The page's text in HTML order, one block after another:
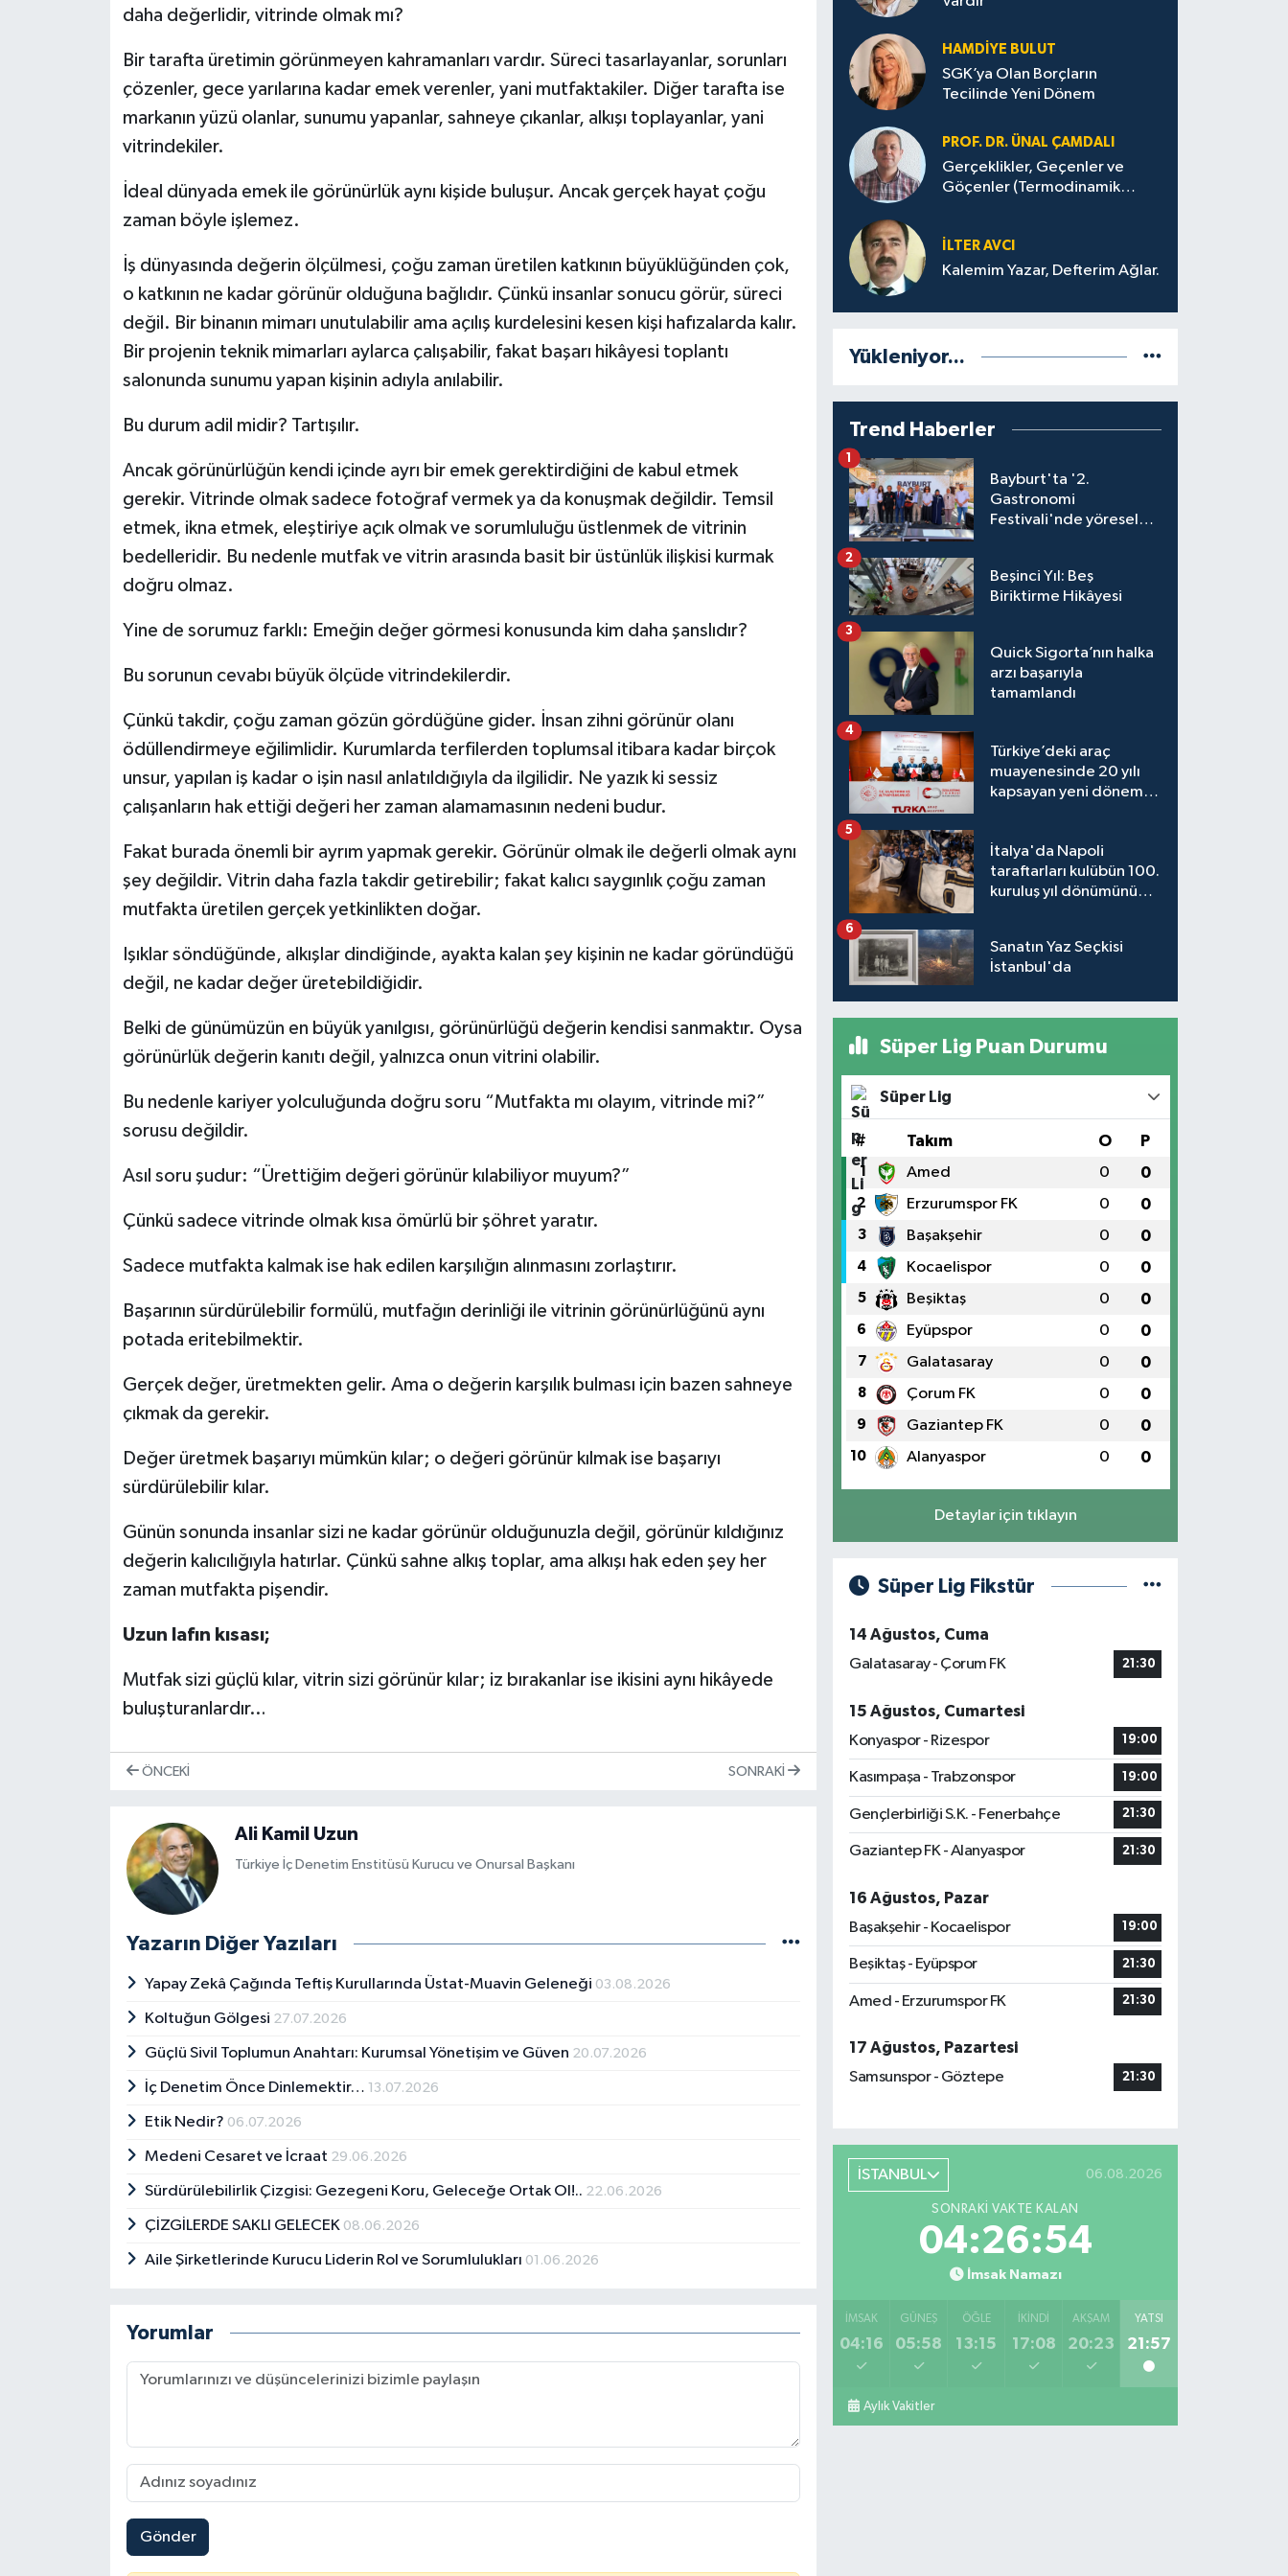
daha değerlidir, vitrinde olmak mı?
Bir tarafta üretimin görünmeyen kahramanları vardır. Süreci tasarlayanlar, sorunları
çözenler, gece yarılarına kadar emek verenler, yani mutfaktakiler. Diğer tarafta ise
markanın yüzü olanlar, sunumu yapanlar, sahneye çıkanlar, alkışı toplayanlar, yani
vitrindekiler.
İdeal dünyada emek ile görünürlük aynı kişide buluşur. Ancak gerçek hayat çoğu
zaman böyle işlemez.
İş dünyasında değerin ölçülmesi, çoğu zaman üretilen katkının büyüklüğünden çok,
o katkının ne kadar görünür olduğuna bağlıdır. Çünkü insanlar sonucu görür, süreci
değil. Bir binanın mimarı unutulabilir ama açılış kurdelesini kesen kişi hafızalarda kalır.
Bir projenin teknik mimarları aylarca çalışabilir, fakat başarı hikâyesi toplantı
salonunda sunumu yapan kişinin adıyla anılabilir.
Bu durum adil midir? Tartışılır.
Ancak görünürlüğün kendi içinde ayrı bir emek gerektirdiğini de kabul etmek
gerekir. Vitrinde olmak sadece fotoğraf vermek ya da konuşmak değildir. Temsil
etmek, ikna etmek, eleştiriye açık olmak ve sorumluluğu üstlenmek de vitrinin
bedelleridir. Bu nedenle mutfak ve vitrin arasında basit bir üstünlük ilişkisi kurmak
doğru olmaz.
Yine de sorumuz farklı: Emeğin değer görmesi konusunda kim daha şanslıdır?
Bu sorunun cevabı büyük ölçüde vitrindekilerdir.
Çünkü takdir, çoğu zaman gözün gördüğüne gider. İnsan zihni görünür olanı
ödüllendirmeye eğilimlidir. Kurumlarda terfilerden toplumsal itibara kadar birçok
unsur, yapılan iş kadar o işin nasıl anlatıldığıyla da ilgilidir. Ne yazık ki sessiz
çalışanların hak ettiği değeri her zaman alamamasının nedeni budur.
Fakat burada önemli bir ayrım yapmak gerekir. Görünür olmak ile değerli olmak aynı
şey değildir. Vitrin daha fazla takdir getirebilir; fakat kalıcı saygınlık çoğu zaman
mutfakta üretilen gerçek yetkinlikten doğar.
Işıklar söndüğünde, alkışlar dindiğinde, ayakta kalan şey kişinin ne kadar göründüğü
değil, ne kadar değer üretebildiğidir.
Belki de günümüzün en büyük yanılgısı, görünürlüğü değerin kendisi sanmaktır. Oysa
görünürlük değerin kanıtı değil, yalnızca onun vitrini olabilir.
Bu nedenle kariyer yolculuğunda doğru soru “Mutfakta mı olayım, vitrinde mi?”
sorusu değildir.
Asıl soru şudur: “Ürettiğim değeri görünür kılabiliyor muyum?”
Çünkü sadece vitrinde olmak kısa ömürlü bir şöhret yaratır.
Sadece mutfakta kalmak ise hak edilen karşılığın alınmasını zorlaştırır.
Başarının sürdürülebilir formülü, mutfağın derinliği ile vitrinin görünürlüğünü aynı
potada eritebilmektir.
Gerçek değer, üretmekten gelir. Ama o değerin karşılık bulması için bazen sahneye
çıkmak da gerekir.
Değer üretmek başarıyı mümkün kılar; o değeri görünür kılmak ise başarıyı
sürdürülebilir kılar.
Günün sonunda insanlar sizi ne kadar görünür olduğunuzla değil, görünür kıldığınız
değerin kalıcılığıyla hatırlar. Çünkü sahne alkış toplar, ama alkışı hak eden şey her
zaman mutfakta pişendir.
Uzun lafın kısası;
Mutfak sizi güçlü kılar, vitrin sizi görünür kılar; iz bırakanlar ise ikisini aynı hikâyede
buluşturanlardır…
ÖNCEKI SONRAKI
Ali Kamil Uzun
Türkiye İç Denetim Enstitüsü Kurucu ve Onursal Başkanı
Yazarın Diğer Yazıları
Yapay Zekâ Çağında Teftiş Kurullarında Üstat-Muavin Geleneği 03.08.2026
Koltuğun Gölgesi 27.07.2026
Güçlü Sivil Toplumun Anahtarı: Kurumsal Yönetişim ve Güven 20.07.2026
İç Denetim Önce Dinlemektir… 13.07.2026
Etik Nedir? 06.07.2026
Medeni Cesaret ve İcraat 29.06.2026
Sürdürülebilirlik Çizgisi: Gezegeni Koru, Geleceğe Ortak Ol!.. 22.06.2026
ÇİZGİLERDE SAKLI GELECEK 08.06.2026
Aile Şirketlerinde Kurucu Liderin Rol ve Sorumlulukları 01.06.2026
Yorumlar
Gönder
HAMDIYE BULUT
SGK’ya Olan Borçların
Tecilinde Yeni Dönem
PROF. DR. ÜNAL ÇAMDALI
Gerçeklikler, Geçenler ve
Göçenler (Termodinamik
İLTER AVCI
Kalemim Yazar, Defterim Ağlar.
Yükleniyor...
Trend Haberler
Bayburt'ta '2.
Gastronomi
Festivali'nde yöresel
1
Beşinci Yıl: Beş
Biriktirme Hikâyesi
2
Quick Sigorta’nın halka
arzı başarıyla
tamamlandı
3
Türkiye’deki araç
muayenesinde 20 yılı
kapsayan yeni dönem
4
İtalya'da Napoli
taraftarları kulübün 100.
kuruluş yıl dönümünü
5
Sanatın Yaz Seçkisi
İstanbul'da
6
Süper Lig Puan Durumu
Süper Lig
# Takım O P
1 Amed 0 0
2 Erzurumspor FK 0 0
3 Başakşehir 0 0
4 Kocaelispor 0 0
5 Beşiktaş 0 0
6 Eyüpspor 0 0
7 Galatasaray 0 0
8 Çorum FK 0 0
9 Gaziantep FK 0 0
10 Alanyaspor 0 0
Detaylar için tıklayın
Süper Lig Fikstür
14 Ağustos, Cuma
Galatasaray - Çorum FK
21:30
15 Ağustos, Cumartesi
Konyaspor - Rizespor
19:00
Kasımpaşa - Trabzonspor 19:00
Gençlerbirliği S.K. - Fenerbahçe 21:30
Gaziantep FK - Alanyaspor 21:30
16 Ağustos, Pazar
Başakşehir - Kocaelispor
19:00
Beşiktaş - Eyüpspor 21:30
Amed - Erzurumspor FK 21:30
17 Ağustos, Pazartesi
Samsunspor - Göztepe
21:30
İSTANBUL 06.08.2026
SONRAKI VAKTE KALAN
04:26:53
İmsak Namazı
İMSAK
04:16
GÜNEŞ
05:58
ÖĞLE
13:15
İKINDI
17:08
AKŞAM
20:23
YATSI
21:57
Aylık Vakitler